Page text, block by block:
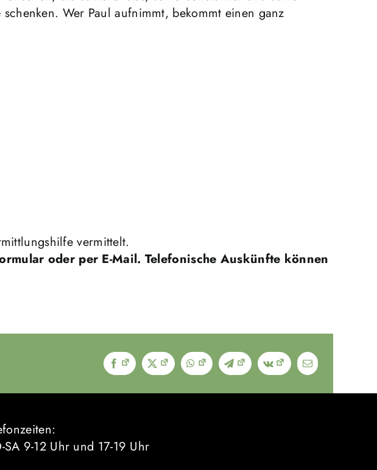
Wer Paul aufnimmt, bekommt einen ganz
vermittelt.
oder per E-Mail. Telefonische Auskünfte können
Facebook X WhatsAppTelegramVk
E-
Mail
SA 9-12 Uhr und 17-19 Uhr